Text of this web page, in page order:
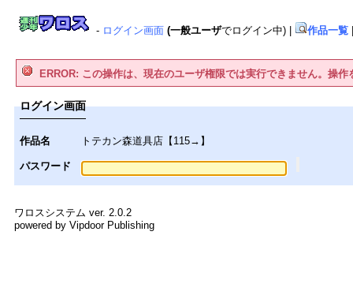
- ログイン画面 (一般ユーザでログイン中) 作品一覧
ERROR: この操作は、現在のユーザ権限では実行できません。操
ログイン画面
作品名 トテカン森道具店【115→】
パスワード
ワロスシステム ver. 2.0.2
powered by Vipdoor Publishing